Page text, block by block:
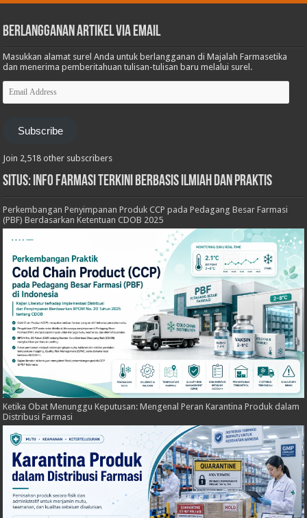
Berlangganan Artikel via Email
Masukkan alamat surel Anda untuk berlangganan di Majalah Farmasetika
dan menerima pemberitahuan tulisan-tulisan baru melalui surel.
Email
Address
Subscribe
Join 2,518 other subscribers
Situs: Info Farmasi Terkini Berbasis Ilmiah dan Praktis
Perkembangan Penyimpanan Produk CCP pada Pedagang Besar Farmasi
(PBF) Berdasarkan Ketentuan CDOB 2025
Ketika Obat Menunggu Keputusan: Mengenal Peran Karantina Produk dalam
Distribusi Farmasi